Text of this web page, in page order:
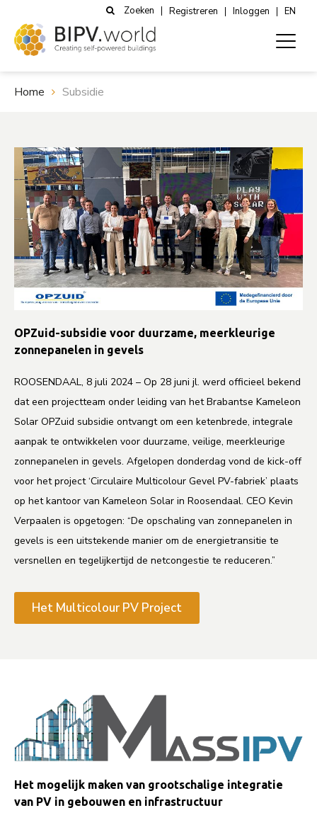
Zoeken Registreren Inloggen EN
Home Subsidie
OPZuid-subsidie voor duurzame, meerkleurige
zonnepanelen in gevels
ROOSENDAAL, 8 juli 2024 – Op 28 juni jl. werd officieel bekend
dat een projectteam onder leiding van het Brabantse Kameleon
Solar OPZuid subsidie ontvangt om een ketenbrede, integrale
aanpak te ontwikkelen voor duurzame, veilige, meerkleurige
zonnepanelen in gevels. Afgelopen donderdag vond de kick-off
voor het project ‘Circulaire Multicolour Gevel PV-fabriek’ plaats
op het kantoor van Kameleon Solar in Roosendaal. CEO Kevin
Verpaalen is opgetogen: “De opschaling van zonnepanelen in
gevels is een uitstekende manier om de energietransitie te
versnellen en tegelijkertijd de netcongestie te reduceren.”
Het Multicolour PV Project
Het mogelijk maken van grootschalige integratie
van PV in gebouwen en infrastructuur